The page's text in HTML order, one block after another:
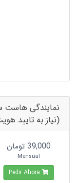
(نیاز به تایید
39,000 تومان
Mensual